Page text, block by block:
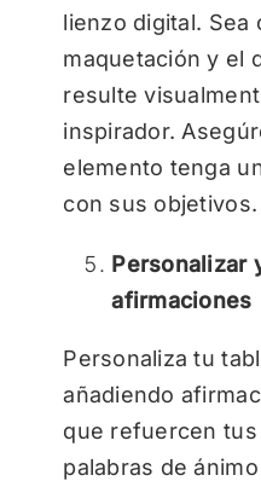
lienzo digital. Sea
maquetación y el
resulte
inspirador.
elemento tenga
con sus objetivos.
Personalizar
afirmaciones
Personaliza tu
añadiendo
que refuercen
palabras de